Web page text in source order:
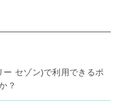
ー セゾン)で利用できるポ
？